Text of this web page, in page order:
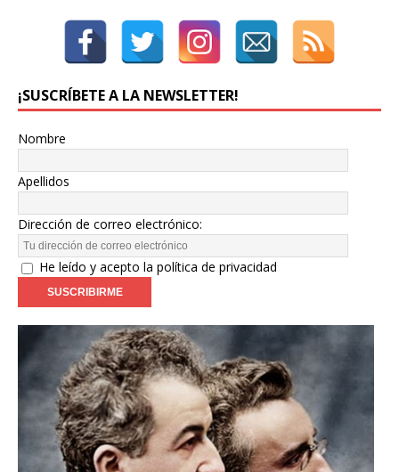
¡SUSCRÍBETE A LA NEWSLETTER!
Nombre
Apellidos
Dirección de correo electrónico:
He leído y acepto la política de privacidad